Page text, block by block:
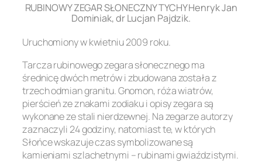
RUBINOWY ZEGAR SŁONECZNY TYCHY Henryk Jan
Dominiak, dr Lucjan Pajdzik.
Uruchomiony w kwietniu 2009 roku.
Tarcza rubinowego zegara słonecznego ma
średnicę dwóch metrów i zbudowana została z
trzech odmian granitu. Gnomon, róża wiatrów,
pierścień ze znakami zodiaku i opisy zegara są
wykonane ze stali nierdzewnej. Na zegarze autorzy
zaznaczyli 24 godziny, natomiast te, w których
Słońce wskazuje czas symbolizowane są
kamieniami szlachetnymi – rubinami gwiaździstymi.